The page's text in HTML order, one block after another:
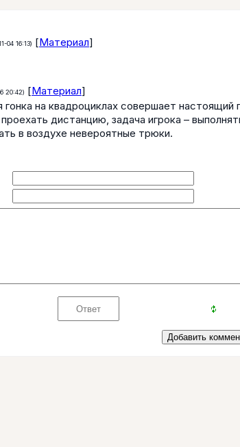
04 16:13) [Материал]
20:42) [Материал]
гонка на квадроциклах совершает
дистанцию, задача игрока –
в воздухе невероятные трюки.